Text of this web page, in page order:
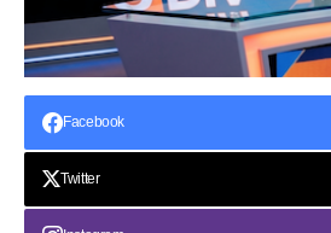
Facebook
Twitter